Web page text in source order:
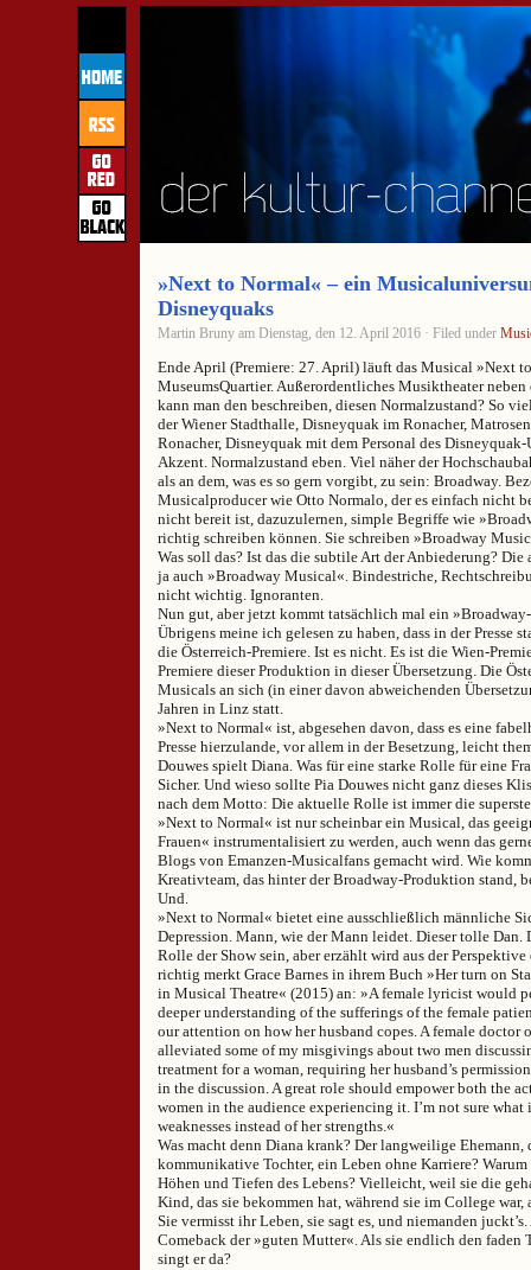
»Next to Normal« – ein
Disneyquaks
Martin Bruny am Dienstag, den 12. April 2016 · Filed under
Ende April (Premiere: 27. April) läuft das Musical »Next
MuseumsQuartier. Außerordentliches Musiktheater
kann man den beschreiben, diesen Normalzustand? So
der Wiener Stadthalle, Disneyquak im Ronacher,
Ronacher, Disneyquak mit dem Personal des
Akzent. Normalzustand eben. Viel näher der
als an dem, was es so gern vorgibt, zu sein: Broadway.
Musicalproducer wie Otto Normalo, der es einfach nicht
nicht bereit ist, dazuzulernen, simple Begriffe wie
richtig schreiben können. Sie schreiben »Broadway
Was soll das? Ist das die subtile Art der Anbiederung? Die
ja auch »Broadway Musical«. Bindestriche,
nicht wichtig. Ignoranten.
Nun gut, aber jetzt kommt tatsächlich mal ein
Übrigens meine ich gelesen zu haben, dass in der Presse
die Österreich-Premiere. Ist es nicht. Es ist die Wien-
Premiere dieser Produktion in dieser Übersetzung. Die
Musicals an sich (in einer davon abweichenden
Jahren in Linz statt.
»Next to Normal« ist, abgesehen davon, dass es eine
Presse hierzulande, vor allem in der Besetzung, leicht
Douwes spielt Diana. Was für eine starke Rolle für eine
Sicher. Und wieso sollte Pia Douwes nicht ganz dieses
nach dem Motto: Die aktuelle Rolle ist immer die
»Next to Normal« ist nur scheinbar ein Musical, das
Frauen« instrumentalisiert zu werden, auch wenn das
Blogs von Emanzen-Musicalfans gemacht wird. Wie
Kreativteam, das hinter der Broadway-Produktion stand,
Und.
»Next to Normal« bietet eine ausschließlich männliche
Depression. Mann, wie der Mann leidet. Dieser tolle Dan.
Rolle der Show sein, aber erzählt wird aus der Perspektive
richtig merkt Grace Barnes in ihrem Buch »Her turn on
in Musical Theatre« (2015) an: »A female lyricist would
deeper understanding of the sufferings of the female
our attention on how her husband copes. A female doctor
alleviated some of my misgivings about two men
treatment for a woman, requiring her husband’s
in the discussion. A great role should empower both the
women in the audience experiencing it. I’m not sure what
weaknesses instead of her strengths.«
Was macht denn Diana krank? Der langweilige Ehemann,
kommunikative Tochter, ein Leben ohne Karriere?
Höhen und Tiefen des Lebens? Vielleicht, weil sie die
Kind, das sie bekommen hat, während sie im College war,
Sie vermisst ihr Leben, sie sagt es, und niemanden
Comeback der »guten Mutter«. Als sie endlich den faden
singt er da?